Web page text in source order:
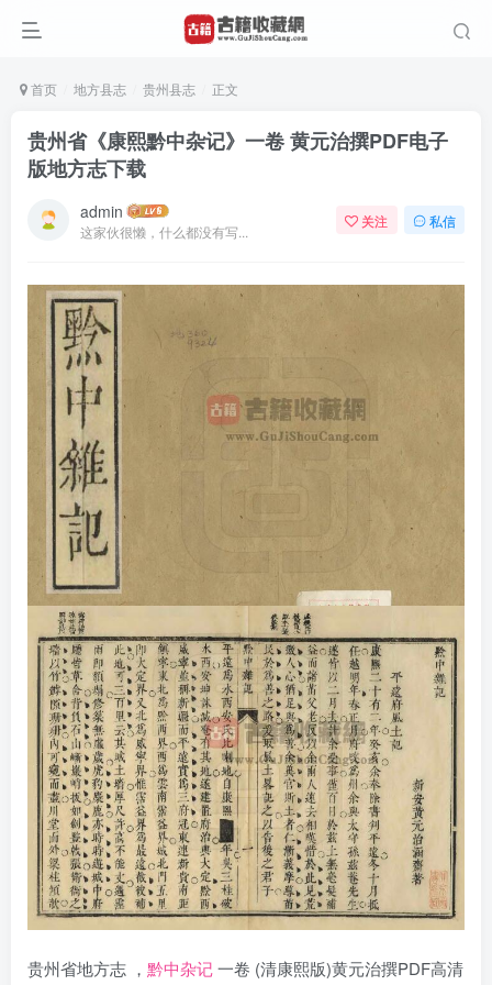
首页 地方县志 贵州县志 正文
贵州省《康熙黔中杂记》一卷 黄元治撰PDF电子
版地方志下载
admin
这家伙很懒，什么都没有写...
关注 私信
贵州省地方志 ， 黔中杂记一卷 (清康熙版)黄元治撰PDF高清